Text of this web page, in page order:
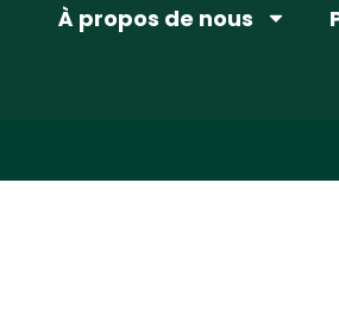
À propos de nous